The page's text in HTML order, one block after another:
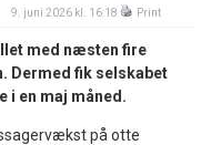
9. juni 2026 kl. 16:18 Print
med næsten fire
Dermed fik selskabet
i en maj måned.
på otte